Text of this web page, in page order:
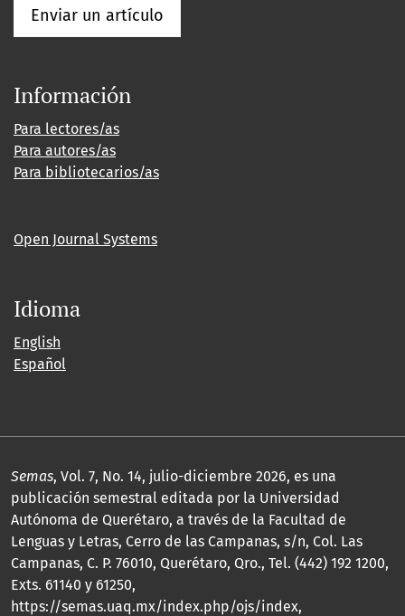
Enviar un artículo
Información
Para lectores/as
Para autores/as
Para bibliotecarios/as
Open Journal Systems
Idioma
English
Español
Semas, Vol. 7, No. 14, julio-diciembre 2026, es una
publicación semestral editada por la Universidad
Autónoma de Querétaro, a través de la Facultad de
Lenguas y Letras, Cerro de las Campanas, s/n, Col. Las
Campanas, C. P. 76010, Querétaro, Qro., Tel. (442) 192 1200,
Exts. 61140 y 61250,
https://semas.uaq.mx/index.php/ojs/index,